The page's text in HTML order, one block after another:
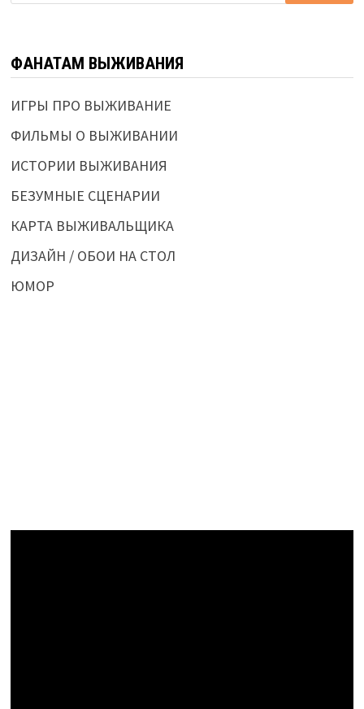
ФАНАТАМ ВЫЖИВАНИЯ
ИГРЫ ПРО ВЫЖИВАНИЕ
ФИЛЬМЫ О ВЫЖИВАНИИ
ИСТОРИИ ВЫЖИВАНИЯ
БЕЗУМНЫЕ СЦЕНАРИИ
КАРТА ВЫЖИВАЛЬЩИКА
ДИЗАЙН / ОБОИ НА СТОЛ
ЮМОР